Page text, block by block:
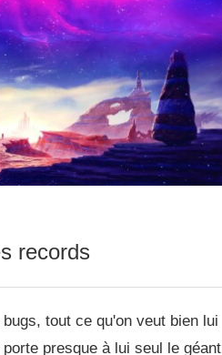
records
tout ce qu'on veut bien lui
presque à lui seul le géant